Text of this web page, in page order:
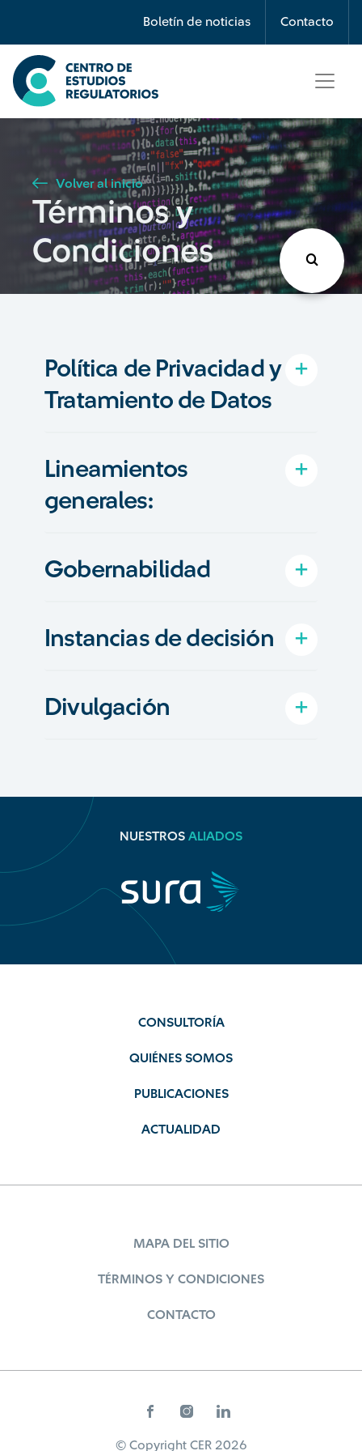
Boletín de noticias Contacto
Búsqueda
Seleccione país
Tipo de artículo
Buscar
Volver al inicio
Términos y
Condiciones
Política de Privacidad y
Tratamiento de Datos
Lineamientos
generales:
Gobernabilidad
Instancias de decisión
Divulgación
NUESTROS ALIADOS
CONSULTORÍA
QUIÉNES SOMOS
PUBLICACIONES
ACTUALIDAD
MAPA DEL SITIO
TÉRMINOS Y CONDICIONES
CONTACTO
© Copyright CER 2026